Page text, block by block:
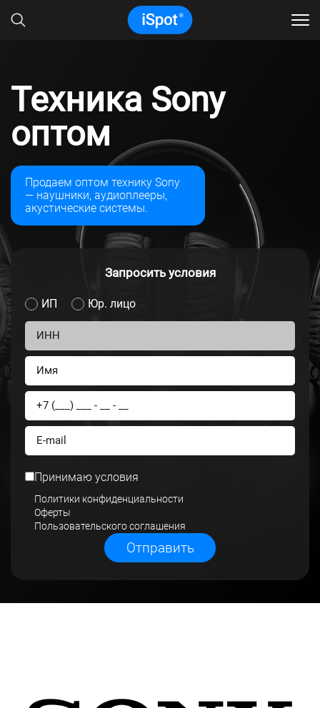
Техника Sony
оптом
Продаем оптом технику Sony
— наушники, аудиоплееры,
акустические системы.
Запросить условия
ИП Юр. лицо
Принимаю условия
Политики конфиденциальности
Оферты
Пользовательского соглашения
Отправить